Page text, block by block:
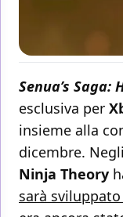
Senua’s Saga:
esclusiva per
insieme alla
dicembre.
Ninja Theory
sarà